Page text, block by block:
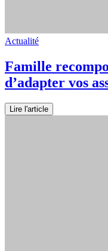
Actualité
Famille
d’adapter vos
Lire l'article